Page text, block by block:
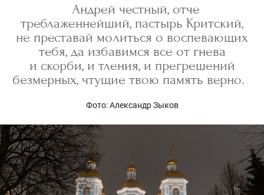
Андрей честный, отче
треблаженнейший, пастырь Критский,
не преставай молиться о воспевающих
тебя, да избавимся все от гнева
и скорби, и тления, и прегрешений
безмерных, чтущие твою память верно.
Фото: Александр Зыков